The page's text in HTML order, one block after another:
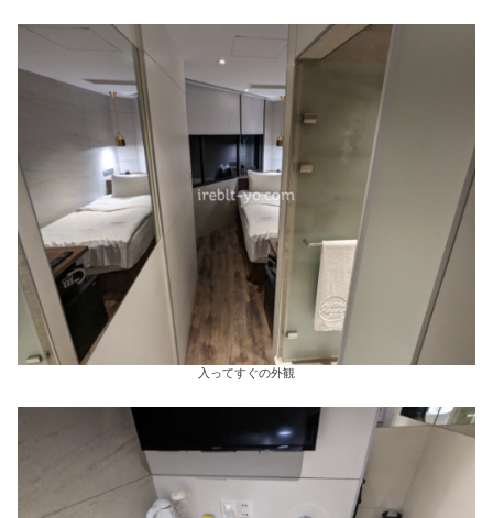
入ってすぐの外観